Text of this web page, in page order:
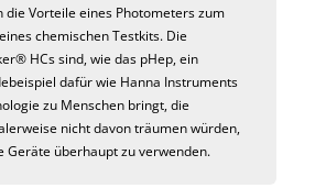
die Vorteile eines Photometers zum
chemischen Testkits. Die
HCs sind, wie das pHep, ein
dafür wie Hanna Instruments
zu Menschen bringt, die
nicht davon träumen würden,
Geräte überhaupt zu verwenden.